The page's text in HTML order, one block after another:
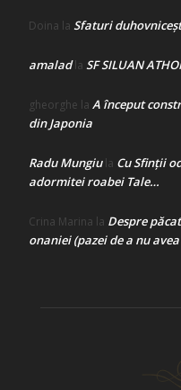
Doina la Sfaturi
amaladla SF SILUAN
gheorghe la A început
din Japonia
Radu Mungiula Cu Sfinții
adormitei roabei Tale…
Crina Marina la Despre
onaniei (pazei de a nu